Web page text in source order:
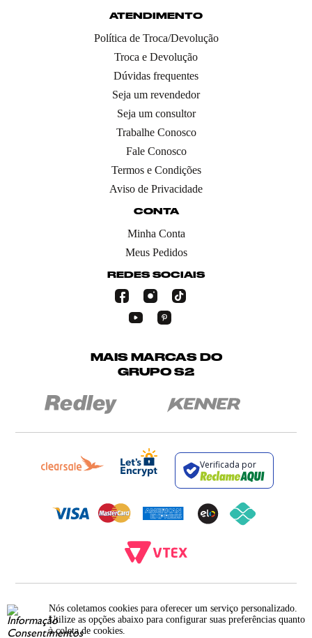
Nós coletamos cookies para oferecer um serviço personalizado.
Utilize as opções abaixo para configurar suas preferências quanto
à coleta de cookies.
ATENDIMENTO
Política de Troca/Devolução
Troca e Devolução
Dúvidas frequentes
Seja um revendedor
Seja um consultor
Trabalhe Conosco
Fale Conosco
Termos e Condições
Aviso de Privacidade
CONTA
Minha Conta
Meus Pedidos
REDES SOCIAIS
MAIS MARCAS DO
GRUPO S2
Verificada por
12.093.445/0002-23
RUA JUMECY RODRIGUES GOMES, 331 - ANEXO 2 - CENTRO - PIRAÍ - RIO DE
JANEIRO. CEP.: 27.175-000